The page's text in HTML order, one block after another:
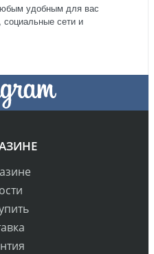
удобным для вас
сети и